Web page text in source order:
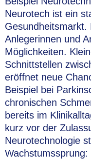
Neurotech ist ein
Gesundheitsmarkt.
Anlegerinnen und
Möglichkeiten.
Schnittstellen
eröffnet neue
Beispiel bei
chronischen
bereits im
kurz vor der
Neurotechnologie